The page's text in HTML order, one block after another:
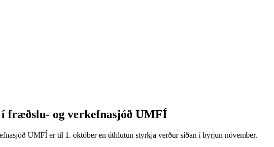
fræðslu- og verkefnasjóð UMFÍ
UMFÍ er til 1. október en úthlutun styrkja verður síðan í byrjun nóvember.